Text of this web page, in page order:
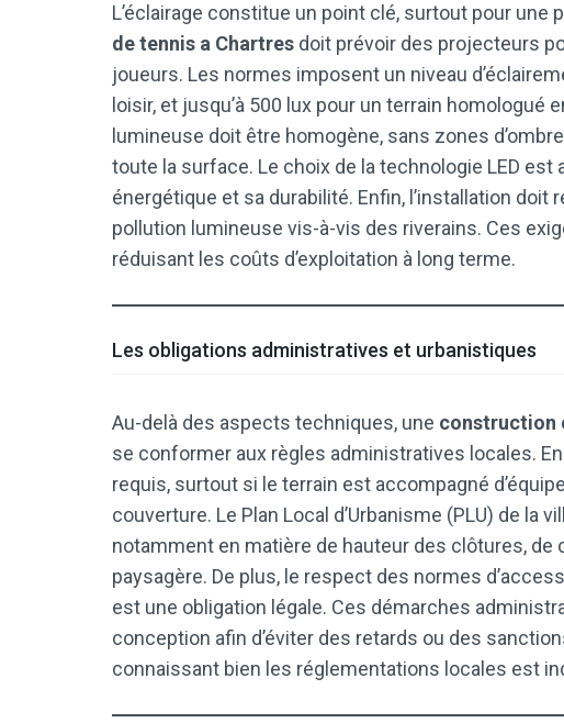
L’éclairage constitue un point clé, surtout pour une
de tennis a Chartres doit prévoir des projecteurs
joueurs. Les normes imposent un niveau
loisir, et jusqu’à 500 lux pour un terrain homologué
lumineuse doit être homogène, sans zones
toute la surface. Le choix de la technologie LED
énergétique et sa durabilité. Enfin, l’installation
pollution lumineuse vis-à-vis des riverains. Ces
réduisant les coûts d’exploitation à long terme.
Les obligations administratives et urbanistiques
Au-delà des aspects techniques, une construction
se conformer aux règles administratives locales.
requis, surtout si le terrain est accompagné
couverture. Le Plan Local d’Urbanisme (PLU) de la
notamment en matière de hauteur des clôtures, de
paysagère. De plus, le respect des normes
est une obligation légale. Ces démarches
conception afin d’éviter des retards ou des
connaissant bien les réglementations locales est